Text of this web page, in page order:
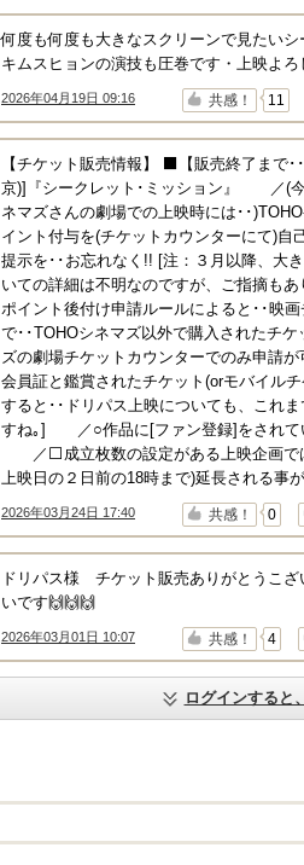
何度も何度も大きなスクリーンで見たい
キムスヒョンの演技も圧巻です・上映よ
2026年04月19日 09:16
↑ 共感！ 11
↓
【チケット販売情報】 ⬛【販売終了まで
京)]『シークレット･ミッション』 ／(
ネマズさんの劇場での上映時には･･
イント付与を(チケットカウンターにて)自
提示を･･お忘れなく!! [注：３月以降、大
いての詳細は不明なのですが、ご指摘も
ポイント後付け申請ルールによると･･映
で･･TOHOシネマズ以外で購入されたチ
ズの劇場チケットカウンターでのみ申請
会員証と鑑賞されたチケット(orモバイル
すると･･ドリパス上映についても、これ
すね｡] ／○作品に[ファン登録]をされて
／⬜成立枚数の設定がある上映企画で
上映日の２日前の18時まで)延長される事が
2026年03月24日 17:40
↑ 共感！ 0
↓
ドリパス様 チケット販売ありがとう
いです🙌🙌🙌
2026年03月01日 10:07
↑ 共感！ 4
↓
ログインすると